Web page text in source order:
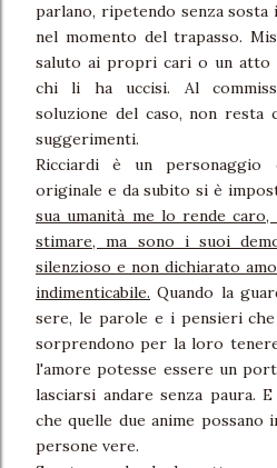
parlano, ripetendo senza
nel momento del trapasso.
saluto ai propri cari o un atto
chi li ha uccisi. Al
soluzione del caso, non resta
suggerimenti.
Ricciardi è un
originale e da subito si è
sua umanità me lo rende
stimare, ma sono i suoi
silenzioso e non dichiarato
indimenticabile. Quando la
sere, le parole e i pensieri
sorprendono per la loro
l'amore potesse essere un
lasciarsi andare senza paura.
che quelle due anime possano
persone vere.